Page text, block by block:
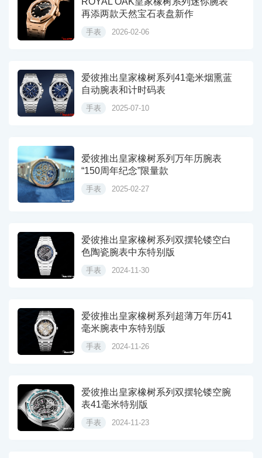
再添两款天然宝石表盘新作
手表 2026-02-06
爱彼推出皇家橡树系列41毫米烟熏蓝
自动腕表和计时码表
手表 2025-07-10
爱彼推出皇家橡树系列万年历腕表
“150周年纪念”限量款
手表 2025-02-27
爱彼推出皇家橡树系列双摆轮镂空白
色陶瓷腕表中东特别版
手表 2024-11-30
爱彼推出皇家橡树系列超薄万年历41
毫米腕表中东特别版
手表 2024-11-26
爱彼推出皇家橡树系列双摆轮镂空腕
表41毫米特别版
手表 2024-11-23